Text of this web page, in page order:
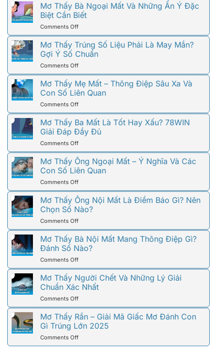
Thấy
Người
Yêu
Và
Những
Ẩn
Ý
Chiêm
Bao
Mơ Thấy Bà Ngoại Mất Và Những Ẩn Ý Đặc
Biệt Cần Biết
Comments Offon
Mơ
Thấy
Bà
Ngoại
Và
Những
Ẩn
Ý
Cần
Biết
Mơ Thấy Trúng Số Liệu Phải Là May Mắn?
Gợi Ý Số Chuẩn
Comments Offon
Mơ
Thấy
Trúng
Số
Phải
Là
May
Mắn?
Ý
Số
Chuẩn
Mơ Thấy Mẹ Mất – Thông Điệp Sâu Xa Và
Con Số Liên Quan
Comments Offon
Mơ
Thấy
Mẹ
Mất
Thông
Điệp
Sâu
Xa
Con
Số
Liên
Quan
Mơ Thấy Ba Mất Là Tốt Hay Xấu? 78WIN
Giải Đáp Đầy Đủ
Comments Offon
Mơ
Thấy
Ba
Mất
Tốt
Hay
Xấu?
78WIN
Đầy
Đủ
Mơ Thấy Ông Ngoại Mất – Ý Nghĩa Và Các
Con Số Liên Quan
Comments Offon
Mơ
Thấy
Ông
Ngoại
–
Ý
Nghĩa
Và
Số
Liên
Quan
Mơ Thấy Ông Nội Mất Là Điềm Báo Gì? Nên
Chọn Số Nào?
Comments Offon
Mơ
Thấy
Ông
Nội
Là
Điềm
Báo
Gì?
Chọn
Số
Nào?
Mơ Thấy Bà Nội Mất Mang Thông Điệp Gì?
Đánh Số Nào?
Comments Offon
Mơ
Thấy
Bà
Mang
Thông
Điệp
Gì?
Mơ Thấy Người Chết Và Những Lý Giải
Chuẩn Xác Nhất
Comments Offon
Mơ
Thấy
Người
Chết
Những
Mơ Thấy Rắn – Giải Mã Giấc Mơ Đánh Con
Gì Trúng Lớn 2025
Comments Offon
Mơ